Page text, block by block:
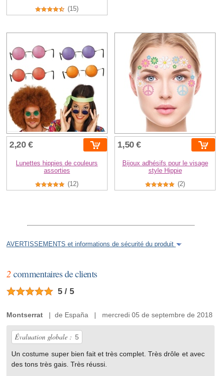
(15)
2,20 €
Lunettes hippies de couleurs
assorties
(12)
1,50 €
Bijoux adhésifs pour le visage
style Hippie
(2)
AVERTISSEMENTS et informations de sécurité du produit
2 commentaires de clients
5 / 5
Montserrat | de España | mercredi 05 de septembre de 2018
Évaluation globale : 5
Un costume super bien fait et très complet. Très drôle et avec
des tons très gais. Très réussi.